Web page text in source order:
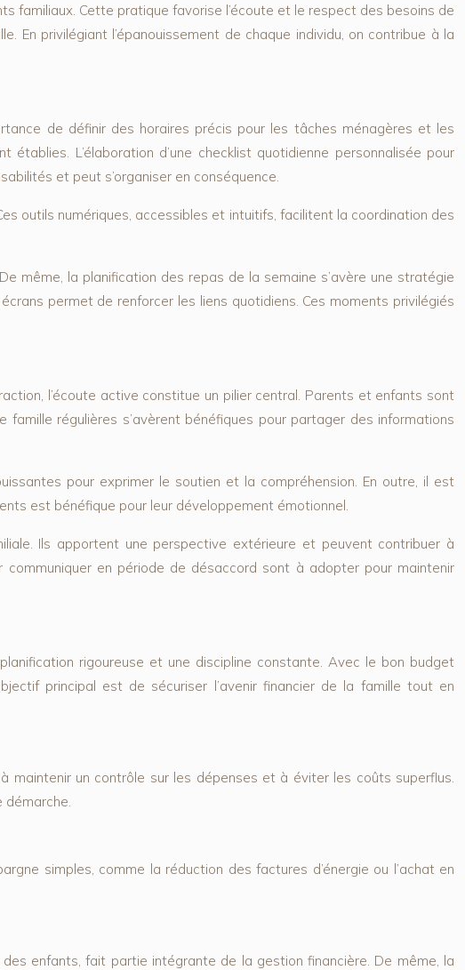
familiaux. Cette pratique favorise l’écoute et le respect des besoins de
privilégiant l’épanouissement de chaque individu, on contribue à la
de définir des horaires précis pour les tâches ménagères et les
L’élaboration d’une checklist quotidienne personnalisée pour
et peut s’organiser en conséquence.
outils numériques, accessibles et intuitifs, facilitent la coordination des
même, la planification des repas de la semaine s’avère une stratégie
permet de renforcer les liens quotidiens. Ces moments privilégiés
l’écoute active constitue un pilier central. Parents et enfants sont
régulières s’avèrent bénéfiques pour partager des informations
pour exprimer le soutien et la compréhension. En outre, il est
est bénéfique pour leur développement émotionnel.
Ils apportent une perspective extérieure et peuvent contribuer à
en période de désaccord sont à adopter pour maintenir
rigoureuse et une discipline constante. Avec le bon budget
principal est de sécuriser l’avenir financier de la famille tout en
maintenir un contrôle sur les dépenses et à éviter les coûts superflus.
démarche.
simples, comme la réduction des factures d’énergie ou l’achat en
enfants, fait partie intégrante de la gestion financière. De même, la